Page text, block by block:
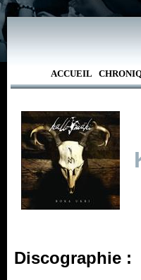
ACCUEIL
Discographie :